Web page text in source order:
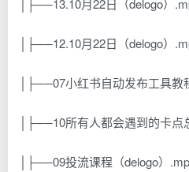
│├──13.10月22日（delogo）
│├──12.10月22日（delogo）
│├──07小红书自动发布工具教
│├──10所有人都会遇到的卡点
│├──09投流课程（delogo）